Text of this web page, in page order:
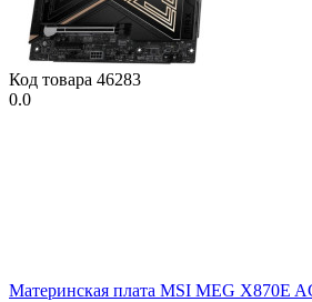
Код товара 46283
0.0
Материнская плата MSI MEG X870E